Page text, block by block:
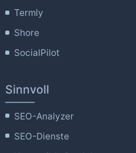
Termly
Shore
SocialPilot
Sinnvoll
SEO-Analyzer
SEO-Dienste